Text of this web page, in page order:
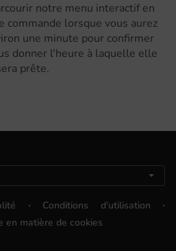
notre menu interactif en
commande lorsque vous aurez
une minute pour confirmer
donner l'heure à laquelle elle
prête.
. Conditions d'utilisation .
en matière de cookies